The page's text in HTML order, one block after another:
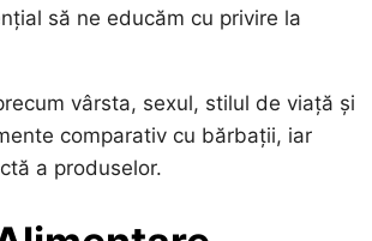
să ne educăm cu privire la
vârsta, sexul, stilul de viață și
comparativ cu bărbații, iar
a produselor.